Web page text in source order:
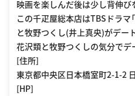
映画を楽しんだ後は少し背伸び
この千疋屋総本店はTBSドラマ
と牧野つくし(井上真央)がデー
花沢類と牧野つくしの気分で
[住所]
東京都中央区日本橋室町2-1-2
[HP]